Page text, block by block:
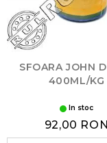
SFOARA JOHN
400ML/KG
In stoc
92,00 RON